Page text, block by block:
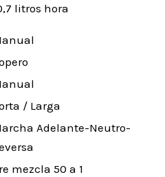
litros hora
/ Larga
Adelante-Neutro-
mezcla 50 a 1